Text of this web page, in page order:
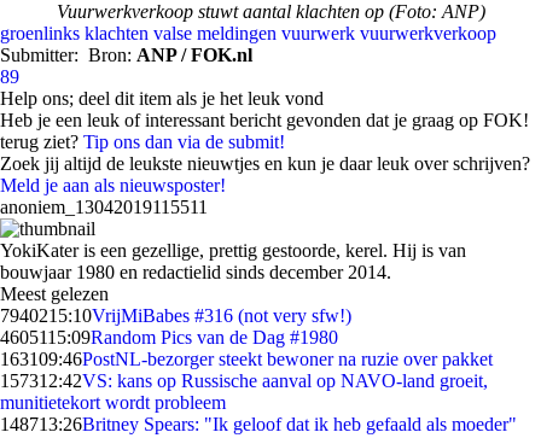
Vuurwerkverkoop stuwt aantal klachten op (Foto: ANP)
groenlinks klachten valse meldingen vuurwerk vuurwerkverkoop
Submitter: Bron: ANP / FOK.nl
89
Help ons; deel dit item als je het leuk vond
Heb je een leuk of interessant bericht gevonden dat je graag op FOK!
terug ziet? Tip ons dan via de submit!
Zoek jij altijd de leukste nieuwtjes en kun je daar leuk over schrijven?
Meld je aan als nieuwsposter!
anoniem_13042019115511
YokiKater is een gezellige, prettig gestoorde, kerel. Hij is van
bouwjaar 1980 en redactielid sinds december 2014.
Meest gelezen
7940215:10VrijMiBabes #316 (not very sfw!)
4605115:09Random Pics van de Dag #1980
163109:46PostNL-bezorger steekt bewoner na ruzie over pakket
157312:42VS: kans op Russische aanval op NAVO-land groeit,
munitietekort wordt probleem
148713:26Britney Spears: "Ik geloof dat ik heb gefaald als moeder"